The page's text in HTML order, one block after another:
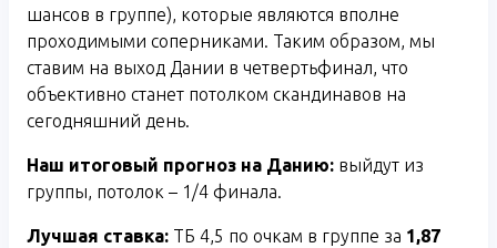
шансов в группе), которые являются вполне
проходимыми соперниками. Таким образом, мы
ставим на выход Дании в четвертьфинал, что
объективно станет потолком скандинавов на
сегодняшний день.
Наш итоговый прогноз на Данию: выйдут из
группы, потолок – 1/4 финала.
Лучшая ставка: ТБ 4,5 по очкам в группе за 1,87